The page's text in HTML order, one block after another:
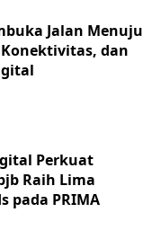
Jalan Menuju
dan
Perkuat
Raih Lima
pada PRIMA